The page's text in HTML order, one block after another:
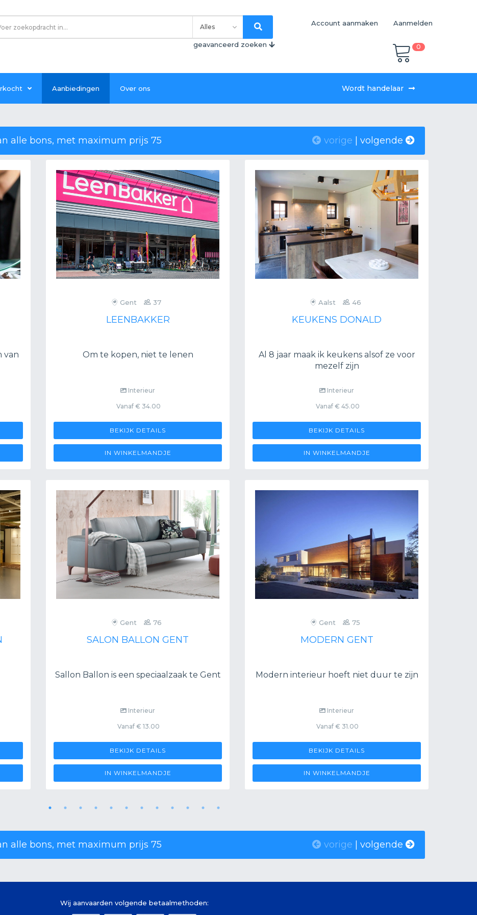
geavanceerd zoeken
Account aanmaken Aanmelden
0
Aanbiedingen Over ons Wordt handelaar
alle bons, met maximum prijs 75 vorige volgende
van
Gent 37
LEENBAKKER
Om te kopen, niet te lenen
Interieur
Vanaf € 34.00
BEKIJK DETAILS
IN WINKELMANDJE
Gent 76
SALON BALLON GENT
Sallon Ballon is een speciaalzaak te Gent
Interieur
Vanaf € 13.00
BEKIJK DETAILS
IN WINKELMANDJE
Aalst 46
KEUKENS DONALD
Al 8 jaar maak ik keukens alsof ze voor
mezelf zijn
Interieur
Vanaf € 45.00
BEKIJK DETAILS
IN WINKELMANDJE
Gent 75
MODERN GENT
Modern interieur hoeft niet duur te zijn
Interieur
Vanaf € 31.00
BEKIJK DETAILS
IN WINKELMANDJE
alle bons, met maximum prijs 75 vorige volgende
Wij aanvaarden volgende betaalmethoden: